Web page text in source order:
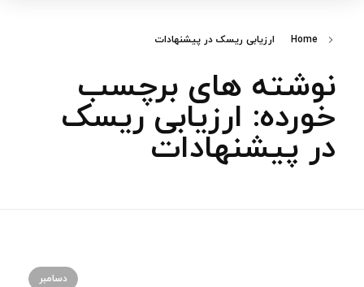
Home ارزیابی ریسک در پیشنهادات
نوشته های برچسب
خورده: ارزیابی ریسک
در پیشنهادات
دسامبر